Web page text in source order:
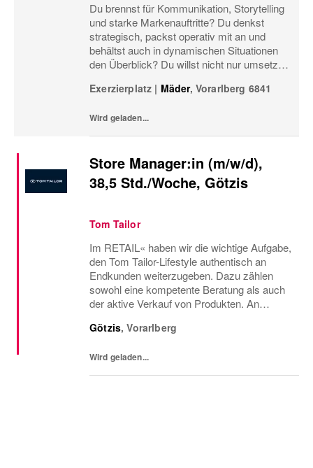
Du brennst für Kommunikation, Storytelling
und starke Markenauftritte? Du denkst
strategisch, packst operativ mit an und
behältst auch in dynamischen Situationen
den Überblick? Du willst nicht nur umsetzen,
Kommunikationsstrategie aktiv mitgestalten?
Exerzierplatz | Mäder, Vorarlberg 6841
Wird geladen...
Store Manager:in (m/w/d),
38,5 Std./Woche, Götzis
Tom Tailor
Im RETAIL« haben wir die wichtige Aufgabe,
den Tom Tailor-Lifestyle authentisch an
Endkunden weiterzugeben. Dazu zählen
sowohl eine kompetente Beratung als auch
der aktive Verkauf von Produkten. An
Erfahrung sicherzustellen. Zudem legen wir
Götzis,Vorarlberg
Wird geladen...